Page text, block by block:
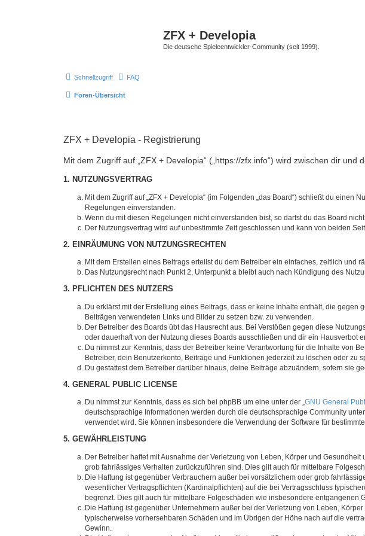
ZFX + Developia
Die deutsche Spieleentwickler-Community (seit 1999).
Schnellzugriff FAQ
Foren-Übersicht
ZFX + Developia - Registrierung
Mit dem Zugriff auf „ZFX + Developia“ („https://zfx.info“) wird zwischen dir
1. NUTZUNGSVERTRAG
Mit dem Zugriff auf „ZFX + Developia“ (im Folgenden „das Board“) schließt du
Regelungen einverstanden.
Wenn du mit diesen Regelungen nicht einverstanden bist, so darfst du das Board
Der Nutzungsvertrag wird auf unbestimmte Zeit geschlossen und kann von beiden
2. EINRÄUMUNG VON NUTZUNGSRECHTEN
Mit dem Erstellen eines Beitrags erteilst du dem Betreiber ein einfaches, zeitlich
Das Nutzungsrecht nach Punkt 2, Unterpunkt a bleibt auch nach Kündigung des
3. PFLICHTEN DES NUTZERS
Du erklärst mit der Erstellung eines Beitrags, dass er keine Inhalte enthält, die
Beiträgen verwendeten Links und Bilder zu setzen bzw. zu verwenden.
Der Betreiber des Boards übt das Hausrecht aus. Bei Verstößen gegen diese
oder dauerhaft von der Nutzung dieses Boards ausschließen und dir ein Hausverbot
Du nimmst zur Kenntnis, dass der Betreiber keine Verantwortung für die Inhalte von
Betreiber, dein Benutzerkonto, Beiträge und Funktionen jederzeit zu löschen oder zu
Du gestattest dem Betreiber darüber hinaus, deine Beiträge abzuändern, sofern sie
4. GENERAL PUBLIC LICENSE
Du nimmst zur Kenntnis, dass es sich bei phpBB um eine unter der „GNU General
deutschsprachige Informationen werden durch die deutschsprachige Community
verwendet wird. Sie können insbesondere die Verwendung der Software für
5. GEWÄHRLEISTUNG
Der Betreiber haftet mit Ausnahme der Verletzung von Leben, Körper und
grob fahrlässiges Verhalten zurückzuführen sind. Dies gilt auch für mittelbare
Die Haftung ist gegenüber Verbrauchern außer bei vorsätzlichem oder grob
wesentlicher Vertragspflichten (Kardinalpflichten) auf die bei Vertragsschluss
begrenzt. Dies gilt auch für mittelbare Folgeschäden wie insbesondere entgangenen
Die Haftung ist gegenüber Unternehmern außer bei der Verletzung von Leben,
typischerweise vorhersehbaren Schäden und im Übrigen der Höhe nach auf die
Gewinn.